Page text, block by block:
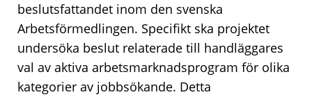
beslutsfattandet inom den svenska
Arbetsförmedlingen. Specifikt ska projektet
undersöka beslut relaterade till handläggares
val av aktiva arbetsmarknadsprogram för olika
kategorier av jobbsökande. Detta